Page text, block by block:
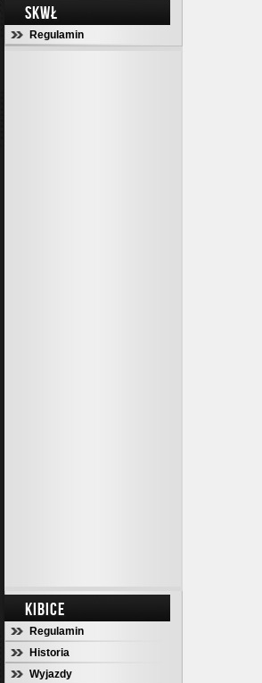
SKWŁ
Regulamin
KIBICE
Regulamin
Historia
Wyjazdy